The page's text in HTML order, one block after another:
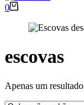
Carrinho
compras
0
escovas
Apenas um resultado